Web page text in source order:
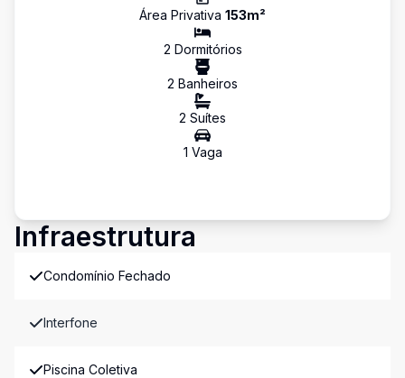
Área Privativa 153m²
2 Dormitórios
2 Banheiros
2 Suítes
1 Vaga
Infraestrutura
Condomínio Fechado
Interfone
Piscina Coletiva